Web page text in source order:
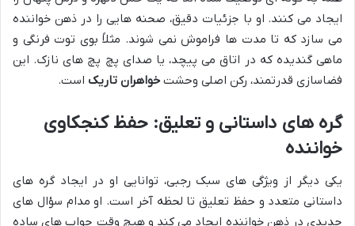
ایجاد می کنند. او با جزئیات دقیق، صحنه هایی را در ذهن خواننده
می سازد که تا مدت ها فراموش نمی شوند. مثلاً بوی توت فرنگی و
ماهی گندیده که در اتاق می پیچد، یا صدای پچ پچ های نازک. این
فضاسازی قدرتمند، رکن اصلی وحشت خواهران تاریک است.
گره های داستانی و تعلیق: حفظ کنجکاوی
خواننده
یکی دیگر از ویژگی های سبک رجبی، توانایی او در ایجاد گره های
داستانی متعدد و حفظ تعلیق تا لحظه آخر است. او مدام سؤال های
جدیدی در ذهن خواننده ایجاد می کند و هیچ وقت جواب های ساده